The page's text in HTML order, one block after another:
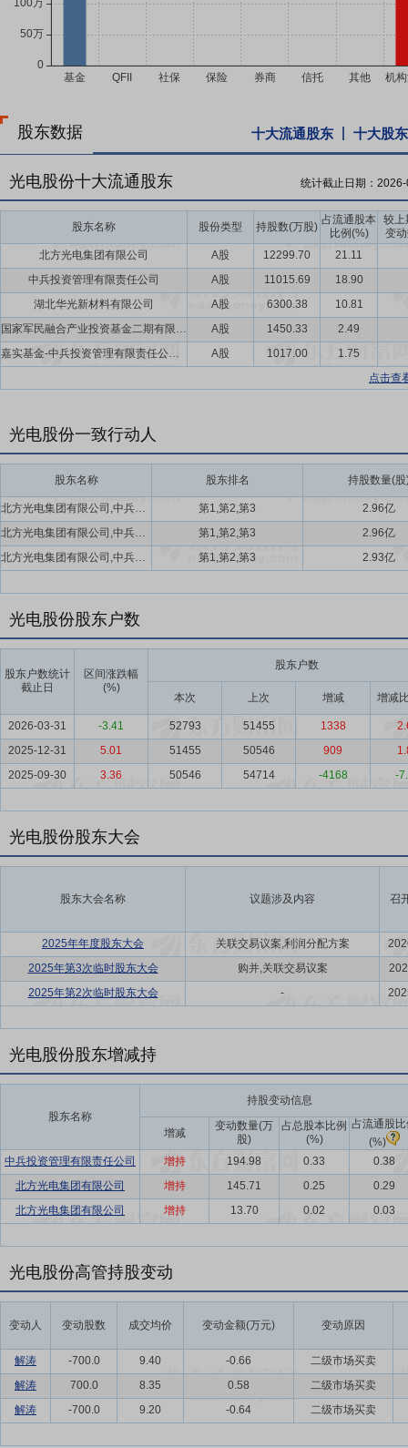
股东数据 十大流通股东 十大股东
光电股份十大流通股东 统计截止日期：
股东名称 股份类型 持股数(万股)
占流通股本
比例(%)
较上
变
北方光电集团有限公司
A股 12299.70
21.11
中兵投资管理有限责任公司
A股 11015.69
18.90
湖北华光新材料有限公司
A股 6300.38
10.81
国家军民融合产业投资基金二期有限责任公司
A股 1450.33
2.49
嘉实基金-中兵投资管理有限责任公司-嘉实基金-天璇单一资产管理计划
A股 1017.00
1.75
点击查
光电股份一致行动人
股东名称 股东排名 持股数量(股
北方光电集团有限公司,中兵投资管理有限责任公司,湖北华光新材料有限公司 第1,第2,第3
2.96亿
北方光电集团有限公司,中兵投资管理有限责任公司,湖北华光新材料有限公司
第1,第2,第3
2.96亿
北方光电集团有限公司,中兵投资管理有限责任公司,湖北华光新材料有限公司
第1,第2,第3 2.93亿
光电股份股东户数
股东户数统计
截止日
区间涨跌幅
(%)
股东户数
本次 上次 增减 增减
2026-03-31 -3.41 52793 51455 1338
2025-12-31
5.01 51455 50546 909
2025-09-30
3.36 50546 54714 -4168 -
光电股份股东大会
股东大会名称 议题涉及内容 召
2025年年度股东大会 关联交易议案,利润分配方案
2025年第3次临时股东大会
购并,关联交易议案
2025年第2次临时股东大会
-
光电股份股东增减持
股东名称
持股变动信息
增减
变动数量(万
股)
占总股本比例
(%)
占流通股
(%)
中兵投资管理有限责任公司
增持 194.98 0.33
0.38
北方光电集团有限公司
增持 145.71 0.25
0.29
北方光电集团有限公司
增持 13.70 0.02 0.03
光电股份高管持股变动
变动人 变动股数 成交均价 变动金额(万元) 变动原因
解涛 -700.0 9.40 -0.66
二级市场买卖
解涛
700.0 8.35 0.58
二级市场买卖
解涛
-700.0 9.20 -0.64 二级市场买卖